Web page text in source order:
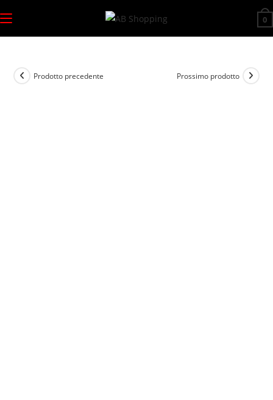
al
contenuto
0
Prodotto precedente Prossimo prodotto